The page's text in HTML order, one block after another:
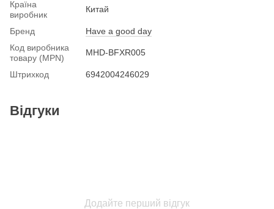
Країна
виробник
Китай
Бренд
Have a good day
Код виробника
товару (MPN)
MHD-BFXR005
Штрихкод 6942004246029
Відгуки
Додайте перший відгук